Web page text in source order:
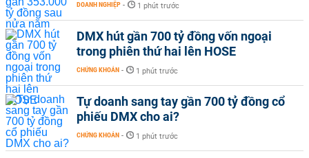
DOANH NGHIỆP - 1 phút trước
DMX hút gần 700 tỷ đồng vốn ngoại
trong phiên thứ hai lên HOSE
CHỨNG KHOÁN - 1 phút trước
Tự doanh sang tay gần 700 tỷ đồng cổ
phiếu DMX cho ai?
CHỨNG KHOÁN - 1 phút trước